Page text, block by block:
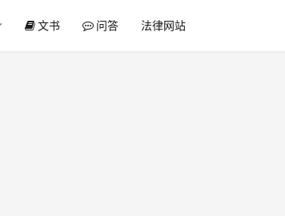
文书 问答 法律网站